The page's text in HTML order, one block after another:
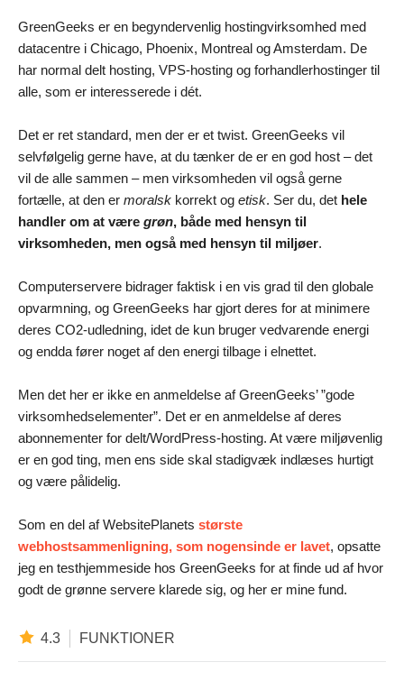
GreenGeeks er en begyndervenlig hostingvirksomhed med
datacentre i Chicago, Phoenix, Montreal og Amsterdam. De
har normal delt hosting, VPS-hosting og forhandlerhostinger til
alle, som er interesserede i dét.
Det er ret standard, men der er et twist. GreenGeeks vil
selvfølgelig gerne have, at du tænker de er en god host – det
vil de alle sammen – men virksomheden vil også gerne
fortælle, at den er moralsk korrekt og etisk. Ser du, det hele
handler om at være grøn, både med hensyn til
virksomheden, men også med hensyn til miljøer.
Computerservere bidrager faktisk i en vis grad til den globale
opvarmning, og GreenGeeks har gjort deres for at minimere
deres CO2-udledning, idet de kun bruger vedvarende energi
og endda fører noget af den energi tilbage i elnettet.
Men det her er ikke en anmeldelse af GreenGeeks’ ”gode
virksomhedselementer”. Det er en anmeldelse af deres
abonnementer for delt/WordPress-hosting. At være miljøvenlig
er en god ting, men ens side skal stadigvæk indlæses hurtigt
og være pålidelig.
Som en del af WebsitePlanets største
webhostsammenligning, som nogensinde er lavet, opsatte
jeg en testhjemmeside hos GreenGeeks for at finde ud af hvor
godt de grønne servere klarede sig, og her er mine fund.
4.3 FUNKTIONER